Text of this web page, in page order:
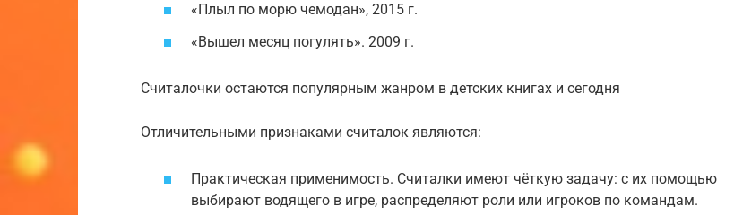
«Плыл по морю чемодан», 2015 г.
«Вышел месяц погулять». 2009 г.
Считалочки остаются популярным жанром в детских книгах и сегодня
Отличительными признаками считалок являются:
Практическая применимость. Считалки имеют чёткую задачу: с их помощью
выбирают водящего в игре, распределяют роли или игроков по командам.